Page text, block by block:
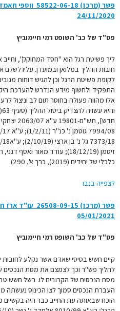
פשר (מרכז)
24/11/2020
פס"ד של כב' השופט רמי חיימוביץ
ליך פשיטת רגל הוא "חסד המחוקק",
חובות ההליך במלואן ובמועדן. עליו
לקופת פשיטת הרגל וכן להגיש דוחות
התפקיד ולחשוף מידע הנדרש להערכת
אלו מהווה פעולה בחוסר תום לב וניצול
זיסמן (18/12/19); עודד מאור
כלכלי של יחידים (2019), כרך א', 290).
לצפייה בנבו
פשר (מרכז)
05/01/2021
פס"ד של כב' השופט רמי חיימוביץ
קיים חשש בסיסי שאדם אשר נקלע לחובות
להליך פש"ר וכך לצמצם את מסת הנכסים
מסת הנכסים של הקרובים לו. בשל חשש
העברת הנכסים סמוך לצו הכינוס נעשתה